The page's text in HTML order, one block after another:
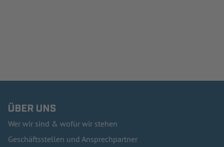
ÜBER UNS
Wer wir sind & wofür wir stehen
Geschäftsstellen und Ansprechpartner